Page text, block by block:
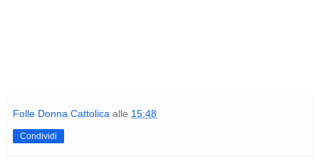
Folle Donna Cattolica alle 15:48
Condividi